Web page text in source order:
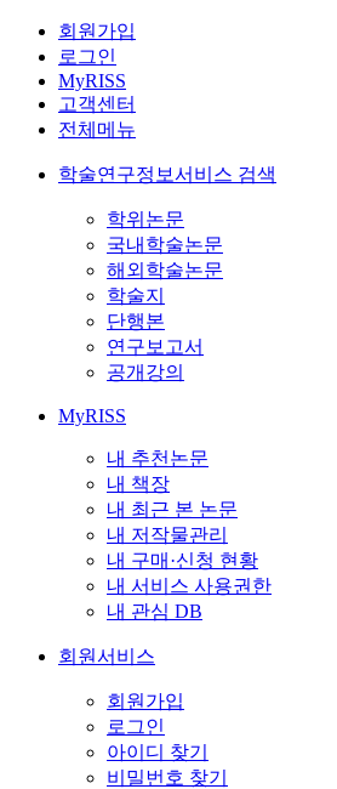
회원가입
로그인
MyRISS
고객센터
전체메뉴
학술연구정보서비스 검색
학위논문
국내학술논문
해외학술논문
학술지
단행본
연구보고서
공개강의
MyRISS
내 추천논문
내 책장
내 최근 본 논문
내 저작물관리
내 구매·신청 현황
내 서비스 사용권한
내 관심 DB
회원서비스
회원가입
로그인
아이디 찾기
비밀번호 찾기